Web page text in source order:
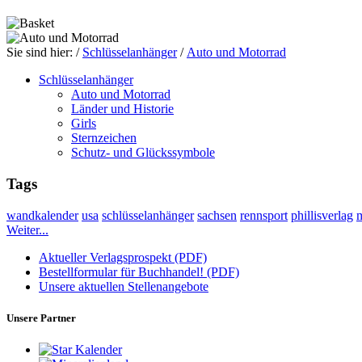
Sie sind hier: / Schlüsselanhänger/Auto und Motorrad
Schlüsselanhänger
Auto und Motorrad
Länder und Historie
Girls
Sternzeichen
Schutz- und Glückssymbole
Tags
wandkalender usa schlüsselanhänger sachsen rennsport phillisverlag
Weiter...
Aktueller Verlagsprospekt (PDF)
Bestellformular für Buchhandel! (PDF)
Unsere aktuellen Stellenangebote
Unsere Partner